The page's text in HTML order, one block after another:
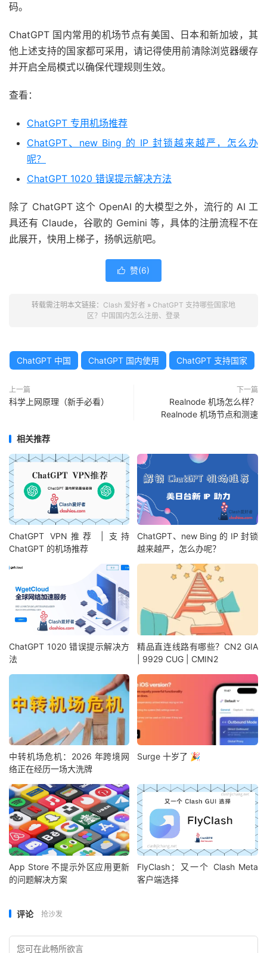
码。
ChatGPT 国内常用的机场节点有美国、日本和新加坡，其
他上述支持的国家都可采用，请记得使用前清除浏览器缓存
并开启全局模式以确保代理规则生效。
查看：
ChatGPT 专用机场推荐
ChatGPT、new Bing 的 IP 封锁越来越严，怎么办
呢？
ChatGPT 1020 错误提示解决方法
除了 ChatGPT 这个 OpenAI 的大模型之外，流行的 AI 工
具还有 Claude，谷歌的 Gemini 等，具体的注册流程不在
此展开，快用上梯子，扬帆远航吧。
 赞(6)
转载需注明本文链接： Clash 爱好者 » ChatGPT 支持哪些国家地
区？中国国内怎么注册、登录
ChatGPT 中国 ChatGPT 国内使用 ChatGPT 支持国家
上一篇
科学上网原理（新手必看）
下一篇
Realnode 机场怎么样？
Realnode 机场节点和测速
相关推荐
ChatGPT VPN推荐 | 支持
ChatGPT 的机场推荐
ChatGPT、new Bing 的 IP 封锁
越来越严，怎么办呢？
ChatGPT 1020 错误提示解决方
法
精品直连线路有哪些？CN2 GIA
| 9929 CUG | CMIN2
中转机场危机：2026 年跨境网
络正在经历一场大洗牌
Surge 十岁了 🎉
App Store 不提示外区应用更新
的问题解决方案
FlyClash：又一个 Clash Meta
客户端选择
评论 抢沙发